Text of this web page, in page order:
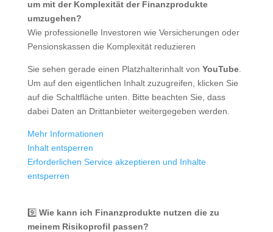
um mit der Komplexität der Finanzprodukte
umzugehen?
Wie professionelle Investoren wie Versicherungen oder
Pensionskassen die Komplexität reduzieren
Sie sehen gerade einen Platzhalterinhalt von YouTube.
Um auf den eigentlichen Inhalt zuzugreifen, klicken Sie
auf die Schaltfläche unten. Bitte beachten Sie, dass
dabei Daten an Drittanbieter weitergegeben werden.
Mehr Informationen
Inhalt entsperren
Erforderlichen Service akzeptieren und Inhalte
entsperren
9️⃣ Wie kann ich Finanzprodukte nutzen die zu
meinem Risikoprofil passen?